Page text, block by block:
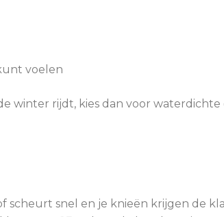
voelen
winter rijdt, kies dan voor
scheurt snel en je knieën krijgen de